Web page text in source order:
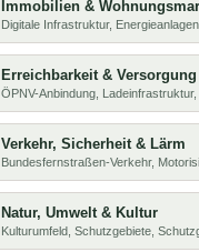
Immobilien &
Digitale Infrastruktur,
Erreichbarkeit & Versorgung
ÖPNV-Anbindung,
Verkehr, Sicherheit & Lärm
Bundesfernstraßen-Verkehr,
Natur, Umwelt & Kultur
Kulturumfeld, Schutzgebiete,